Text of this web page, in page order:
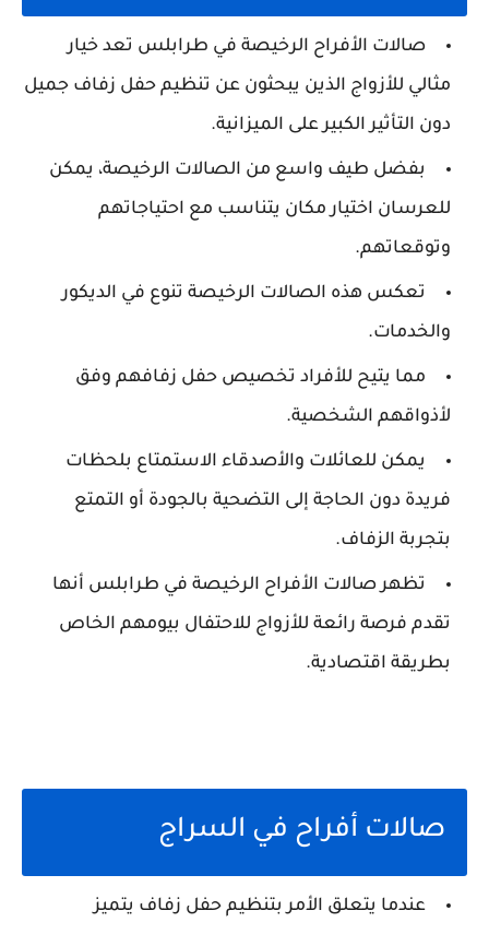
صالات الأفراح الرخيصة في طرابلس تعد خيار
مثالي للأزواج الذين يبحثون عن تنظيم حفل زفاف جميل
دون التأثير الكبير على الميزانية.
بفضل طيف واسع من الصالات الرخيصة، يمكن
للعرسان اختيار مكان يتناسب مع احتياجاتهم
وتوقعاتهم.
تعكس هذه الصالات الرخيصة تنوع في الديكور
والخدمات.
مما يتيح للأفراد تخصيص حفل زفافهم وفق
لأذواقهم الشخصية.
يمكن للعائلات والأصدقاء الاستمتاع بلحظات
فريدة دون الحاجة إلى التضحية بالجودة أو التمتع
بتجربة الزفاف.
تظهر صالات الأفراح الرخيصة في طرابلس أنها
تقدم فرصة رائعة للأزواج للاحتفال بيومهم الخاص
بطريقة اقتصادية.
صالات أفراح في السراج
عندما يتعلق الأمر بتنظيم حفل زفاف يتميز